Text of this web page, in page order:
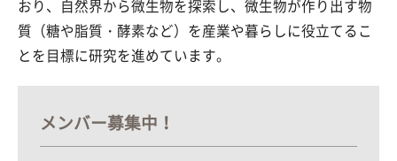
おり、自然界から微生物を探索し、微生物が作り出す物
質（糖や脂質・酵素など）を産業や暮らしに役立てるこ
とを目標に研究を進めています。
メンバー募集中！